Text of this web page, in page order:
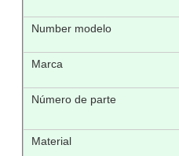
Number modelo
Marca
Número de parte
Material